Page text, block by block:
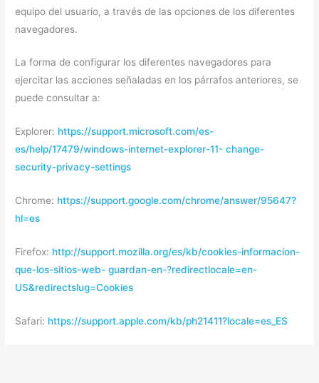
equipo del usuario, a través de las opciones de los diferentes
navegadores.
La forma de configurar los diferentes navegadores para
ejercitar las acciones señaladas en los párrafos anteriores, se
puede consultar a:
Explorer: https://support.microsoft.com/es-
es/help/17479/windows-internet-explorer-11- change-
security-privacy-settings
Chrome: https://support.google.com/chrome/answer/95647?
hl=es
Firefox: http://support.mozilla.org/es/kb/cookies-informacion-
que-los-sitios-web- guardan-en-?redirectlocale=en-
US&redirectslug=Cookies
Safari: https://support.apple.com/kb/ph21411?locale=es_ES